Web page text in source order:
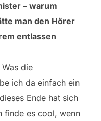
– warum
man den Hörer
entlassen
die
ich da einfach ein
Ende hat sich
finde es cool, wenn